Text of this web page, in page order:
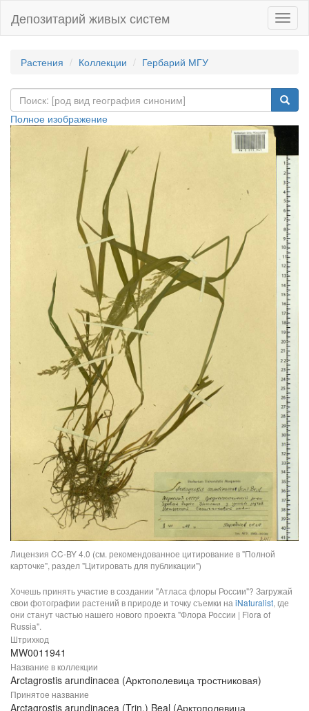
Депозитарий живых систем
Растения Коллекции Гербарий МГУ
Полное изображение
Лицензия CC-BY 4.0 (см. рекомендованное цитирование в "Полной
карточке", раздел "Цитировать для публикации")
Хочешь принять участие в создании "Атласа флоры России"? Загружай
свои фотографии растений в природе и точку съемки на iNaturalist, где
они станут частью нашего нового проекта "Флора России | Flora of
Russia".
Штрихкод
MW0011941
Название в коллекции
Arctagrostis arundinacea (Арктополевица тростниковая)
Принятое название
Arctagrostis arundinacea (Trin.) Beal (Арктополевица